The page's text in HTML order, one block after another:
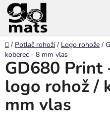
Prejsť
na
obsah
Domov
/ Potlač rohoží / Logo rohože /
koberec - 8 mm vlas
GD680 Print
logo rohož /
mm vlas